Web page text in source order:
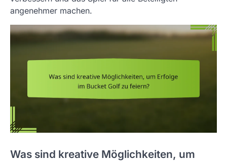
angenehmer machen.
Was sind kreative Möglichkeiten, um